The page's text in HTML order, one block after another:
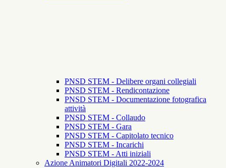
PNSD STEM - Delibere organi collegiali
PNSD STEM - Rendicontazione
PNSD STEM - Documentazione fotografica
attività
PNSD STEM - Collaudo
PNSD STEM - Gara
PNSD STEM - Capitolato tecnico
PNSD STEM - Incarichi
PNSD STEM - Atti iniziali
Azione Animatori Digitali 2022-2024